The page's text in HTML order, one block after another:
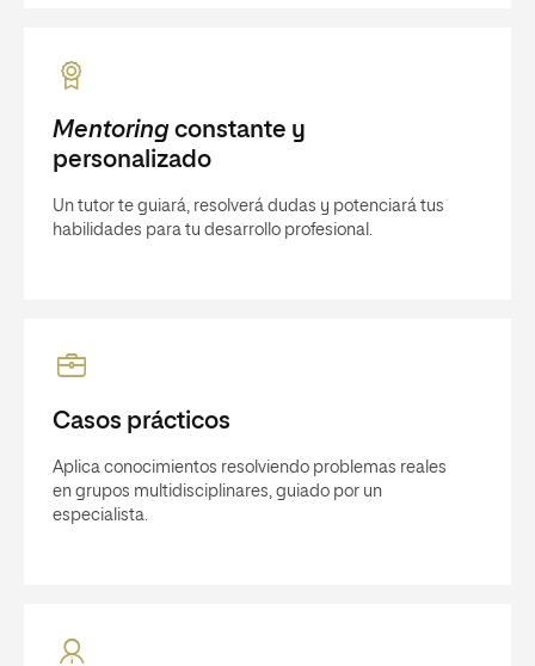
Mentoringconstante y
personalizado
Un tutor te guiará, resolverá dudas y potenciará tus
habilidades para tu desarrollo profesional.
Casos prácticos
Aplica conocimientos resolviendo problemas reales
en grupos multidisciplinares, guiado por un
especialista.